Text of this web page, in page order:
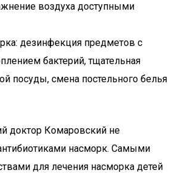
воздуха доступными
дезинфекция предметов с
бактерий, тщательная
посуды, смена постельного белья
доктор Комаровский не
насморк. Самыми
для лечения насморка детей